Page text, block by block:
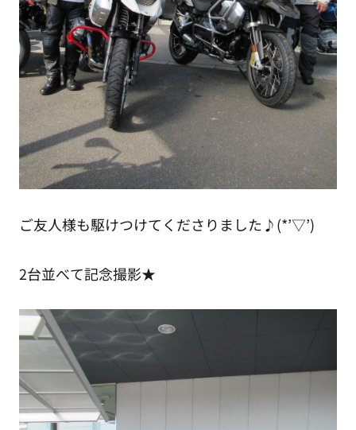
ご友人様も駆けつけてくださりました♪(*’▽’)
2台並べて記念撮影★